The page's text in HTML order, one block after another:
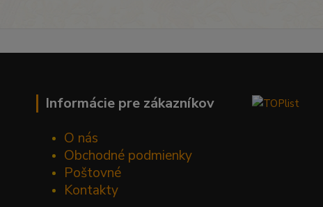
Informácie pre zákazníkov
O nás
Obchodné podmienky
Poštovné
Kontakty